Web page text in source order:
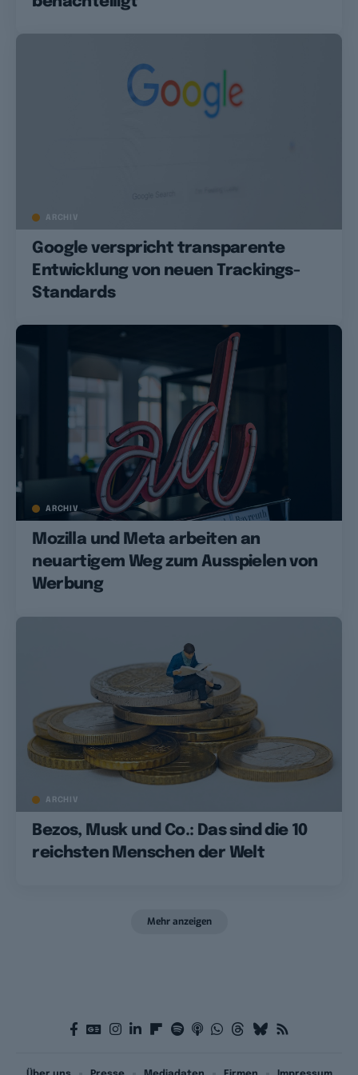
ARCHIV
Google verspricht transparente
Entwicklung von neuen Trackings-
Standards
ARCHIV
Mozilla und Meta arbeiten an
neuartigem Weg zum Ausspielen von
Werbung
ARCHIV
Bezos, Musk und Co.: Das sind die 10
reichsten Menschen der Welt
Mehr anzeigen